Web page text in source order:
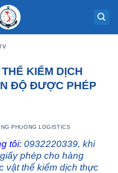
KIỂM DỊCH
ĐỘ ĐƯỢC PHÉP
PHUONG LOGISTICS
tôi: 0932220339, khi
phép cho hàng
vật thể kiểm dịch thực